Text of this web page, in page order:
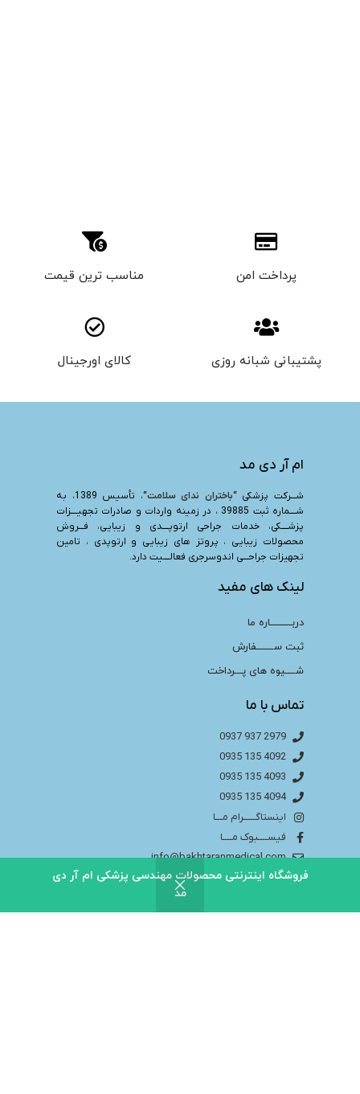
فروشگاه اینترنتی محصولات مهندسی پزشکی ام آر دی
مد
پرداخت امن مناسب ترین قیمت
پشتیبانی شبانه روزی کالای اورجینال
ام آر دی مد
شـــرکت پزشکی “باختران ندای سلامت
“، تأسیس 1389، به
شــــماره ثبت 39885 ، در زمینه واردات و صادرات تجهیــــزات
پزشــــکی، خدمات جراحی ارتوپــــدی و زیبایی، فـــروش
محصولات زیبایی ، پروتز های زیبایی و ارتوپدی ، تامین
تجهیزات جراحـــی اندوسرجری فعالــــیت دارد.
لینک های مفید
دربـــــــــاره ما
ثبت ســـــــفارش
شــــیوه های پـــرداخت
تماس با ما
2979 937 0937
4092 135 0935
4093 135 0935
4094 135 0935
اینستاگـــــرام مـــا
فیســــبوک مــــا
info@bakhtaranmedical.com